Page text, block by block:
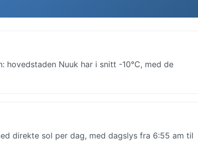
Nuuk har i snitt -10°C, med de
direkte sol per dag, med dagslys fra 6:55 am til